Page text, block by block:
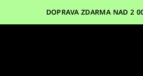
DOPRAVA ZDARMA NAD 2